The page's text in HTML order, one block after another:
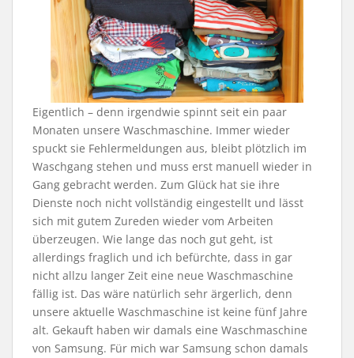
Eigentlich – denn irgendwie spinnt seit ein paar
Monaten unsere Waschmaschine. Immer wieder
spuckt sie Fehlermeldungen aus, bleibt plötzlich im
Waschgang stehen und muss erst manuell wieder in
Gang gebracht werden. Zum Glück hat sie ihre
Dienste noch nicht vollständig eingestellt und lässt
sich mit gutem Zureden wieder vom Arbeiten
überzeugen. Wie lange das noch gut geht, ist
allerdings fraglich und ich befürchte, dass in gar
nicht allzu langer Zeit eine neue Waschmaschine
fällig ist. Das wäre natürlich sehr ärgerlich, denn
unsere aktuelle Waschmaschine ist keine fünf Jahre
alt. Gekauft haben wir damals eine Waschmaschine
von Samsung. Für mich war Samsung schon damals